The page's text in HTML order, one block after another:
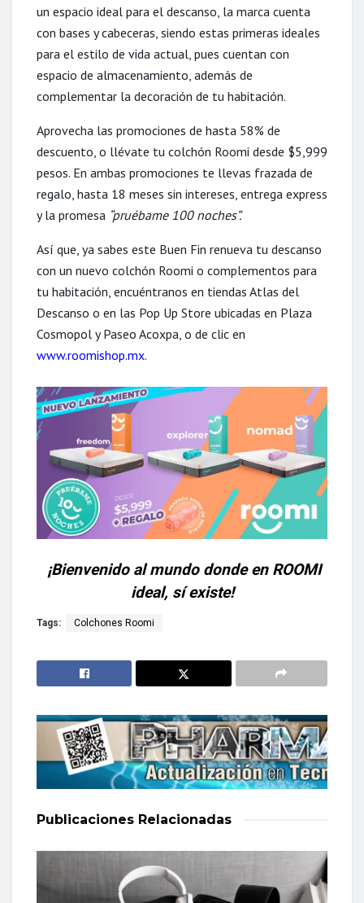
un espacio ideal para el descanso, la marca cuenta
con bases y cabeceras, siendo estas primeras ideales
para el estilo de vida actual, pues cuentan con
espacio de almacenamiento, además de
complementar la decoración de tu habitación.
Aprovecha las promociones de hasta 58% de
descuento, o llévate tu colchón Roomi desde $5,999
pesos. En ambas promociones te llevas frazada de
regalo, hasta 18 meses sin intereses, entrega express
y la promesa “pruébame 100 noches”.
Así que, ya sabes este Buen Fin renueva tu descanso
con un nuevo colchón Roomi o complementos para
tu habitación, encuéntranos en tiendas Atlas del
Descanso o en las Pop Up Store ubicadas en Plaza
Cosmopol y Paseo Acoxpa, o de clic en
www.roomishop.mx.
¡Bienvenido al mundo donde en ROOMI
ideal, sí existe!
Tags: Colchones Roomi
Publicaciones Relacionadas